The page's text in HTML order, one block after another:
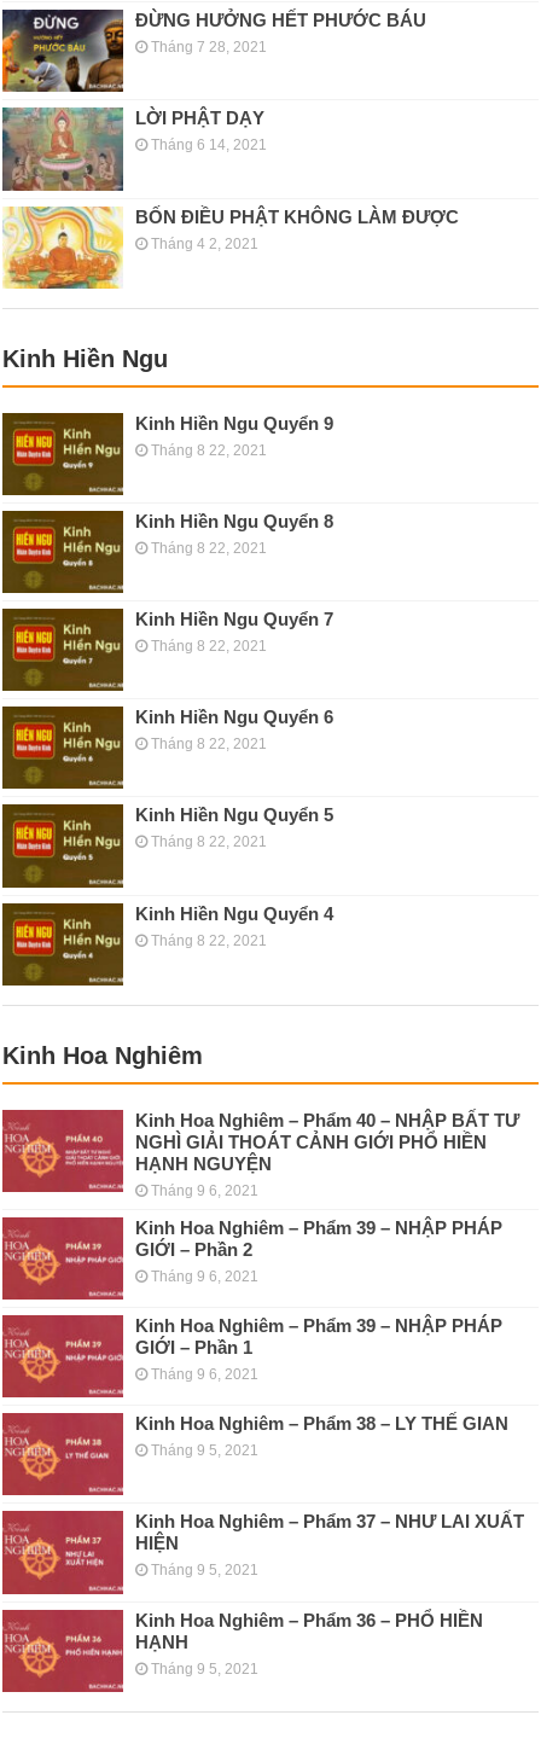
ĐỪNG HƯỞNG HẾT PHƯỚC BÁU
Tháng 7 28, 2021
LỜI PHẬT DẠY
Tháng 6 14, 2021
BỐN ĐIỀU PHẬT KHÔNG LÀM ĐƯỢC
Tháng 4 2, 2021
Kinh Hiền Ngu
Kinh Hiền Ngu Quyển 9
Tháng 8 22, 2021
Kinh Hiền Ngu Quyển 8
Tháng 8 22, 2021
Kinh Hiền Ngu Quyển 7
Tháng 8 22, 2021
Kinh Hiền Ngu Quyển 6
Tháng 8 22, 2021
Kinh Hiền Ngu Quyển 5
Tháng 8 22, 2021
Kinh Hiền Ngu Quyển 4
Tháng 8 22, 2021
Kinh Hoa Nghiêm
Kinh Hoa Nghiêm – Phẩm 40 – NHẬP BẤT TƯ
NGHÌ GIẢI THOÁT CẢNH GIỚI PHỔ HIỀN
HẠNH NGUYỆN
Tháng 9 6, 2021
Kinh Hoa Nghiêm – Phẩm 39 – NHẬP PHÁP
GIỚI – Phần 2
Tháng 9 6, 2021
Kinh Hoa Nghiêm – Phẩm 39 – NHẬP PHÁP
GIỚI – Phần 1
Tháng 9 6, 2021
Kinh Hoa Nghiêm – Phẩm 38 – LY THẾ GIAN
Tháng 9 5, 2021
Kinh Hoa Nghiêm – Phẩm 37 – NHƯ LAI XUẤT
HIỆN
Tháng 9 5, 2021
Kinh Hoa Nghiêm – Phẩm 36 – PHỔ HIỀN
HẠNH
Tháng 9 5, 2021